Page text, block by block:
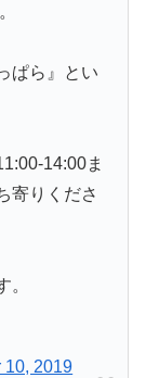
ぱら』とい
14:00ま
寄りくださ
。
10, 2019